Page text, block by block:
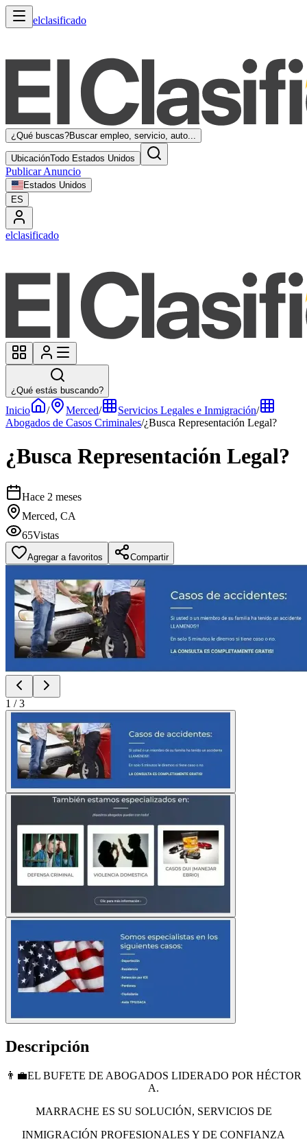
elclasificado
¿Qué buscas?Buscar empleo, servicio, auto...
UbicaciónTodo Estados Unidos
Publicar Anuncio
Estados Unidos
ES
elclasificado
¿Qué estás buscando?
Inicio / Merced/ Servicios Legales e Inmigración/
Abogados de Casos Criminales/¿Busca Representación Legal?
¿Busca Representación Legal?
Hace 2 meses
Merced, CA
65Vistas
Agregar a favoritos Compartir
1 /3
Descripción
👨‍💼EL BUFETE DE ABOGADOS LIDERADO POR HÉCTOR
A.
MARRACHE ES SU SOLUCIÓN, SERVICIOS DE
INMIGRACIÓN PROFESIONALES Y DE CONFIANZA